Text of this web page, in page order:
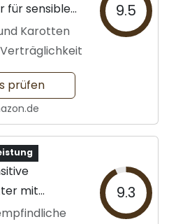
für sensible
Karotten
9.5
prüfen
mit
9.3